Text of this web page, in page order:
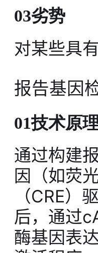
03劣势
对某些具
报告基因
01技术原
通过构建
因（如荧
（CRE）
后，通过
酶基因表